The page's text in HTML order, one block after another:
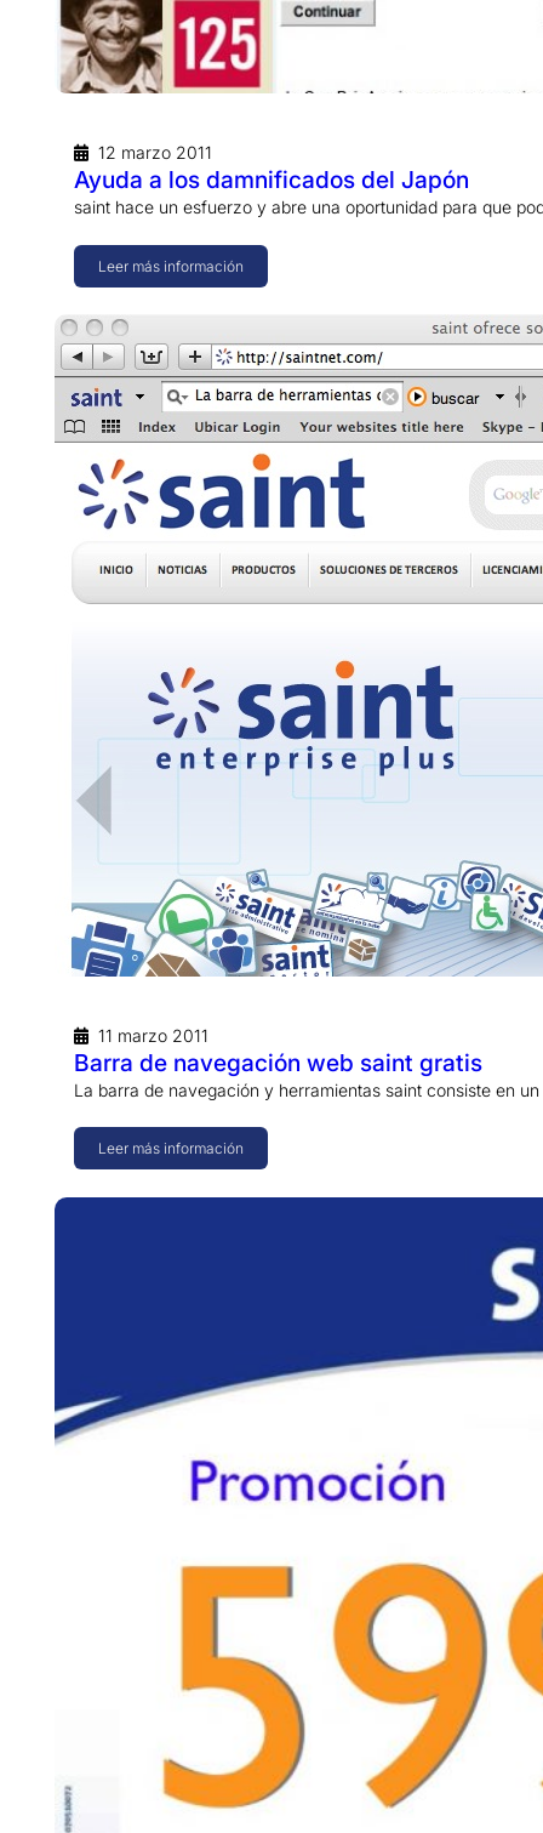
12 marzo 2011
Ayuda a los damnificados del Japón
saint hace un esfuerzo y abre una oportunidad para que
Leer más información
11 marzo 2011
Barra de navegación web saint gratis
La barra de navegación y herramientas saint consiste en
Leer más información